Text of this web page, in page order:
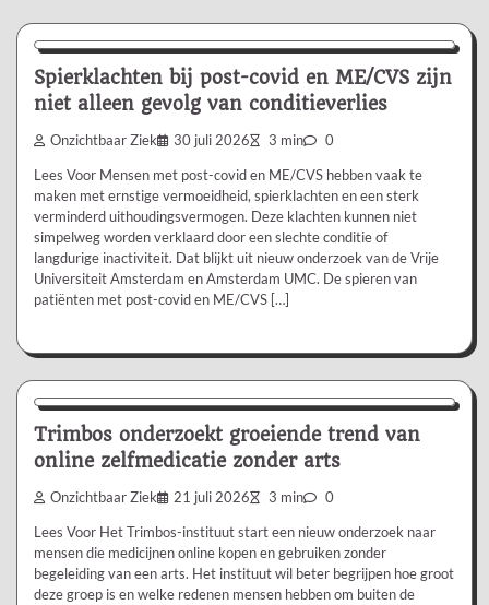
Nieuws/Informatie
Spierklachten bij post-covid en ME/CVS zijn
niet alleen gevolg van conditieverlies
Onzichtbaar Ziek 30 juli 2026 3 min 0
Lees Voor Mensen met post-covid en ME/CVS hebben vaak te
maken met ernstige vermoeidheid, spierklachten en een sterk
verminderd uithoudingsvermogen. Deze klachten kunnen niet
simpelweg worden verklaard door een slechte conditie of
langdurige inactiviteit. Dat blijkt uit nieuw onderzoek van de Vrije
Universiteit Amsterdam en Amsterdam UMC. De spieren van
patiënten met post-covid en ME/CVS […]
Nieuws/Informatie
Trimbos onderzoekt groeiende trend van
online zelfmedicatie zonder arts
Onzichtbaar Ziek 21 juli 2026 3 min 0
Lees Voor Het Trimbos-instituut start een nieuw onderzoek naar
mensen die medicijnen online kopen en gebruiken zonder
begeleiding van een arts. Het instituut wil beter begrijpen hoe groot
deze groep is en welke redenen mensen hebben om buiten de